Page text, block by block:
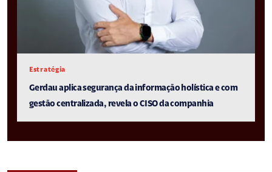
Estratégia
Gerdau aplica segurança da informação holística e com
gestão centralizada, revela o CISO da companhia